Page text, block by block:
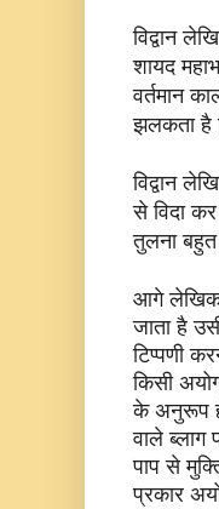
विद्वान
शायद
वर्तमान
झलकता है
विद्वान
से विदा कर
तुलना बहुत
आगे
जाता है
टिप्पणी
किसी
के अनुरूप
वाले ब्लाग
पाप से
प्रकार